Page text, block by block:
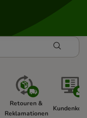
Retouren &
Reklamationen